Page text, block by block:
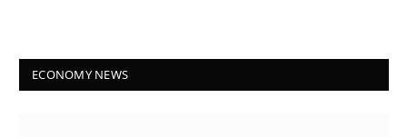
ECONOMY NEWS